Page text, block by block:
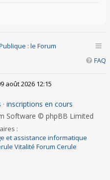
: le Forum
FAQ
août 2026 12:15
· inscriptions en cours
Software © phpBB Limited
:
et assistance informatique
Vitalité Forum Cerule